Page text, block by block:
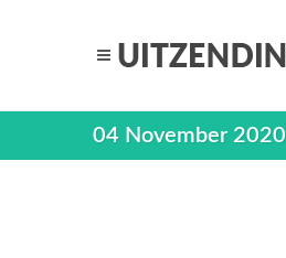
04 November 2020